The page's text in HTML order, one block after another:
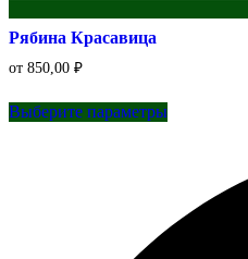
Рябина Красавица
от 850,00 ₽
Выберите параметрытовар
Опции
можно
выбрать